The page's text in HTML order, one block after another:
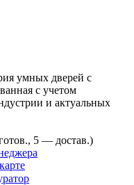
умных дверей с
с учетом
и актуальных
5 — достав.)